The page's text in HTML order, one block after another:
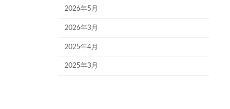
2026年5月
2026年3月
2025年4月
2025年3月